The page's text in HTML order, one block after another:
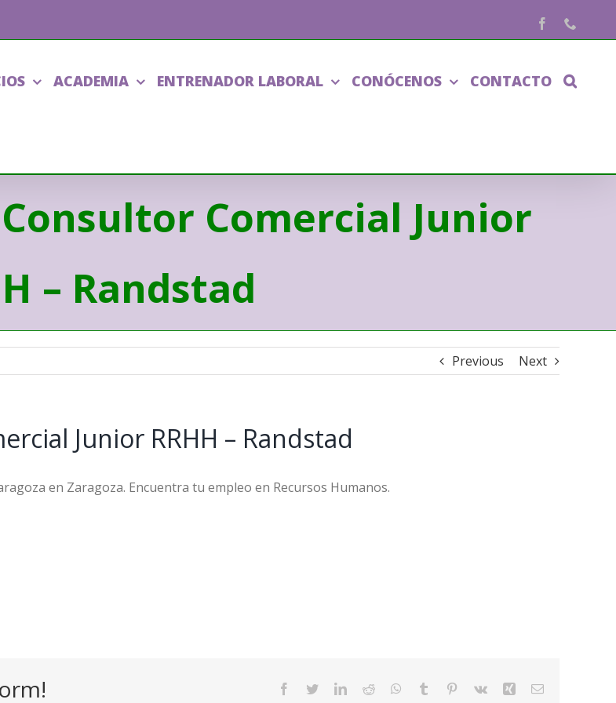
Facebook
ACADEMIA ENTRENADOR LABORAL CONÓCENOS CONTACTO
Comercial Junior
– Randstad
Previous Next
Junior RRHH – Randstad
en Zaragoza. Encuentra tu empleo en Recursos Humanos.
Facebook
TwitterLinkedIn
Reddit WhatsApp
Tumblr Pinterest
Vk Xing Email